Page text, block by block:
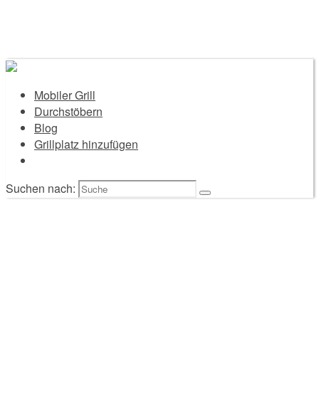
Mobiler Grill
Durchstöbern
Blog
Grillplatz hinzufügen
Suchen nach: